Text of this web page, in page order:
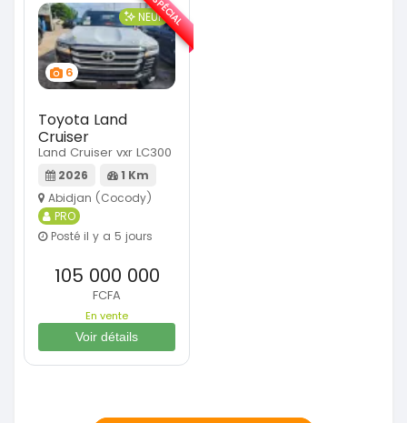
6
NEUF
Toyota Land
Cruiser
Land Cruiser vxr LC300
2026
1 Km
Abidjan (Cocody)
PRO
Posté il y a 5 jours
105 000 000
FCFA
En vente
Voir détails
SPÉCIAL